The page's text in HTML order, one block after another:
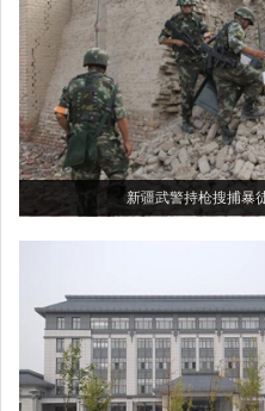
新疆武警持枪搜捕暴